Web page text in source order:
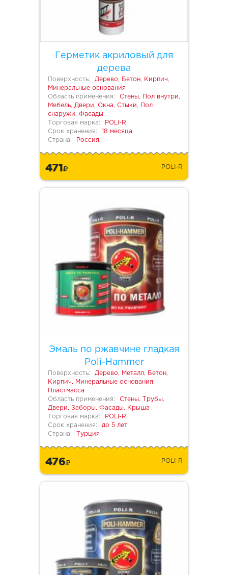
Герметик акриловый для
дерева
Поверхность:
Дерево, Бетон, Кирпич,
Минеральные основания
Область применения:
Стены, Пол внутри,
Мебель, Двери, Окна, Стыки, Пол
снаружи, Фасады
Торговая марка:
POLI-R
Срок хранения:
18 месяца
Страна:
Россия
471 POLI-R
Эмаль по ржавчине гладкая
Poli-Hammer
Поверхность:
Дерево, Металл, Бетон,
Кирпич, Минеральные основания,
Пластмасса
Область применения:
Стены, Трубы,
Двери, Заборы, Фасады, Крыша
Торговая марка:
POLI-R
Срок хранения:
до 5 лет
Страна:
Турция
476 POLI-R